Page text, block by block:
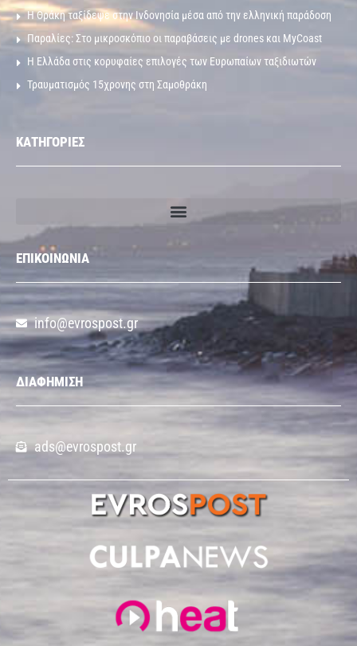
Η Θράκη ταξίδεψε στην Ινδονησία μέσα από την ελληνική παράδοση
Παραλίες: Στο μικροσκόπιο οι παραβάσεις με drones και MyCoast
Η Ελλάδα στις κορυφαίες επιλογές των Ευρωπαίων ταξιδιωτών
Τραυματισμός 15χρονης στη Σαμοθράκη
ΚΑΤΗΓΟΡΙΕΣ
ΕΠΙΚΟΙΝΩΝΙΑ
info@evrospost.gr
ΔΙΑΦΗΜΙΣΗ
ads@evrospost.gr